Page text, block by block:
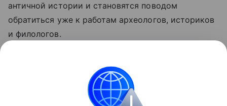
античной истории и становятся поводом
обратиться уже к работам археологов, историков
и филологов.
неисторичности фильма «Одиссея»